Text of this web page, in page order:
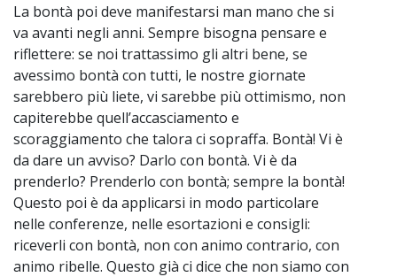
La bontà poi deve manifestarsi man mano che si
va avanti negli anni. Sempre bisogna pensare e
riflettere: se noi trattassimo gli altri bene, se
avessimo bontà con tutti, le nostre giornate
sarebbero più liete, vi sarebbe più ottimismo, non
capiterebbe quell’accasciamento e
scoraggiamento che talora ci sopraffa. Bontà! Vi è
da dare un avviso? Darlo con bontà. Vi è da
prenderlo? Prenderlo con bontà; sempre la bontà!
Questo poi è da applicarsi in modo particolare
nelle conferenze, nelle esortazioni e consigli:
riceverli con bontà, non con animo contrario, con
animo ribelle. Questo già ci dice che non siamo con